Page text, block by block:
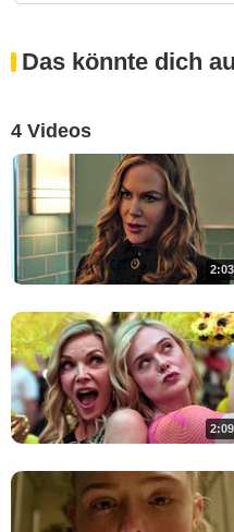
Das könnte dich
4 Videos
2:03
2:09